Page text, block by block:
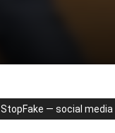
StopFake — social media